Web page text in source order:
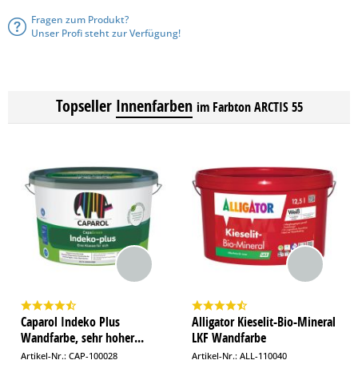
Fragen zum Produkt?
Unser Profi steht zur Verfügung!
Topseller Innenfarben im Farbton ARCTIS 55
Caparol Indeko Plus
Wandfarbe, sehr hoher...
Artikel-Nr.: CAP-100028
Alligator Kieselit-Bio-Mineral
LKF Wandfarbe
Artikel-Nr.: ALL-110040